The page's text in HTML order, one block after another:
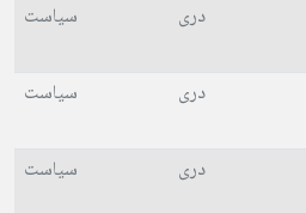
دری سیاست
دری سیاست
دری سیاست